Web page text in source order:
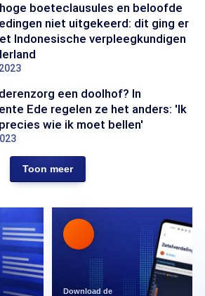
boeteclausules en beloofde
niet uitgekeerd: dit ging er
Indonesische verpleegkundigen
een doolhof? In
Ede regelen ze het anders: 'Ik
wie ik moet bellen'
Toon meer
Download de